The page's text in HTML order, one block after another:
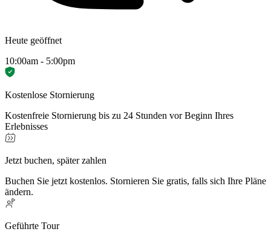
Heute geöffnet
10:00am - 5:00pm
Kostenlose Stornierung
Kostenfreie Stornierung bis zu 24 Stunden vor Beginn Ihres
Erlebnisses
Jetzt buchen, später zahlen
Buchen Sie jetzt kostenlos. Stornieren Sie gratis, falls sich Ihre Pläne
ändern.
Geführte Tour